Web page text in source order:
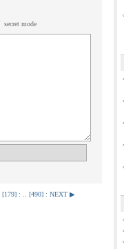
secret mode
[179]: .. [490]: NEXT ▶